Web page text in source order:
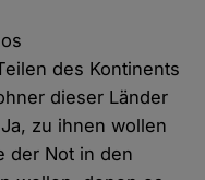
des Kontinents
dieser Länder
zu ihnen wollen
der Not in den